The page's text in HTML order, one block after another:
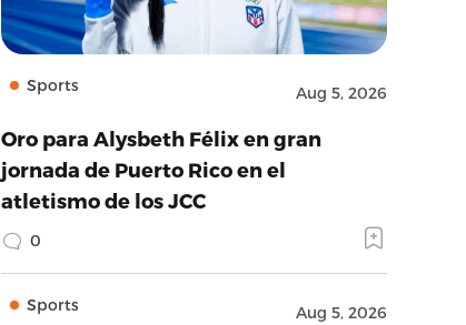
Sports Aug 5, 2026
Oro para Alysbeth Félix en gran
jornada de Puerto Rico en el
atletismo de los JCC
0
Sports Aug 5, 2026